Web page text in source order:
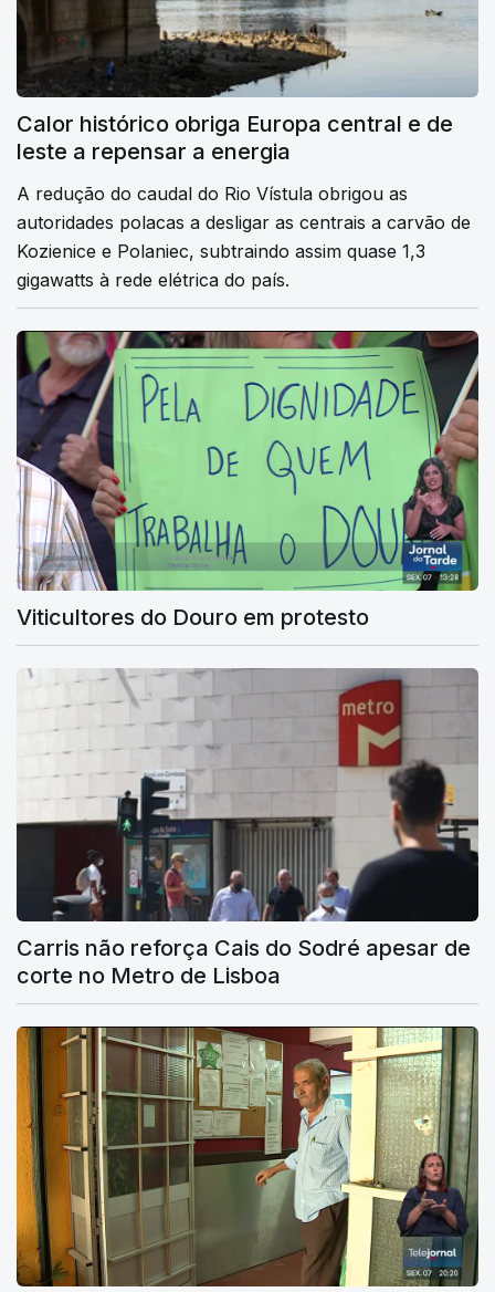
Calor histórico obriga Europa central e de
leste a repensar a energia
A redução do caudal do Rio Vístula obrigou as
autoridades polacas a desligar as centrais a carvão de
Kozienice e Polaniec, subtraindo assim quase 1,3
gigawatts à rede elétrica do país.
Viticultores do Douro em protesto
Carris não reforça Cais do Sodré apesar de
corte no Metro de Lisboa